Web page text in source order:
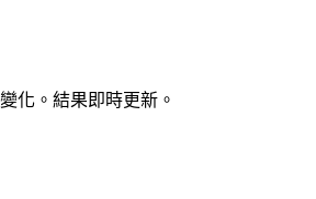
化。結果即時更新。